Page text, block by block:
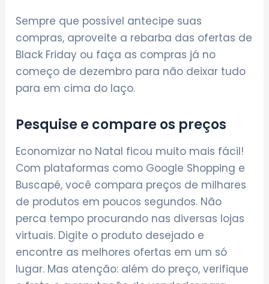
Sempre que possível antecipe suas
compras, aproveite a rebarba das ofertas de
Black Friday ou faça as compras já no
começo de dezembro para não deixar tudo
para em cima do laço.
Pesquise e compare os preços
Economizar no Natal ficou muito mais fácil!
Com plataformas como Google Shopping e
Buscapé, você compara preços de milhares
de produtos em poucos segundos. Não
perca tempo procurando nas diversas lojas
virtuais. Digite o produto desejado e
encontre as melhores ofertas em um só
lugar. Mas atenção: além do preço, verifique